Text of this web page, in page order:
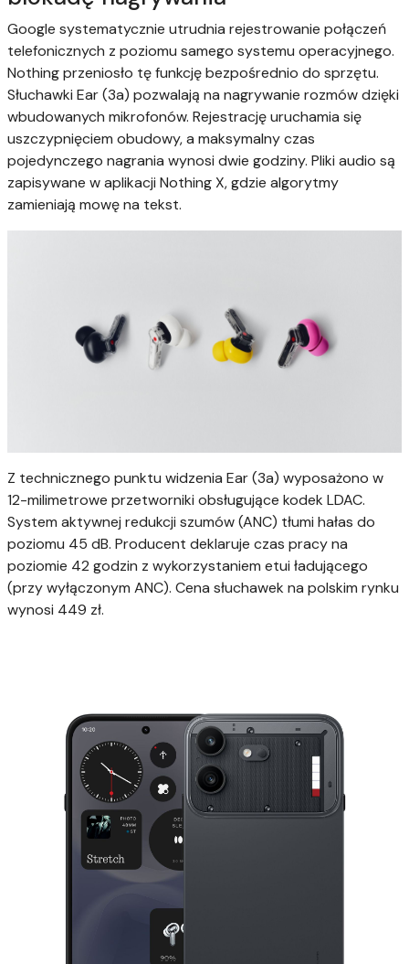
Google systematycznie utrudnia rejestrowanie połączeń
telefonicznych z poziomu samego systemu operacyjnego.
Nothing przeniosło tę funkcję bezpośrednio do sprzętu.
Słuchawki Ear (3a) pozwalają na nagrywanie rozmów dzięki
wbudowanych mikrofonów. Rejestrację uruchamia się
uszczypnięciem obudowy, a maksymalny czas
pojedynczego nagrania wynosi dwie godziny. Pliki audio są
zapisywane w aplikacji Nothing X, gdzie algorytmy
zamieniają mowę na tekst.
Z technicznego punktu widzenia Ear (3a) wyposażono w
12-milimetrowe przetworniki obsługujące kodek LDAC.
System aktywnej redukcji szumów (ANC) tłumi hałas do
poziomu 45 dB. Producent deklaruje czas pracy na
poziomie 42 godzin z wykorzystaniem etui ładującego
(przy wyłączonym ANC). Cena słuchawek na polskim rynku
wynosi 449 zł.